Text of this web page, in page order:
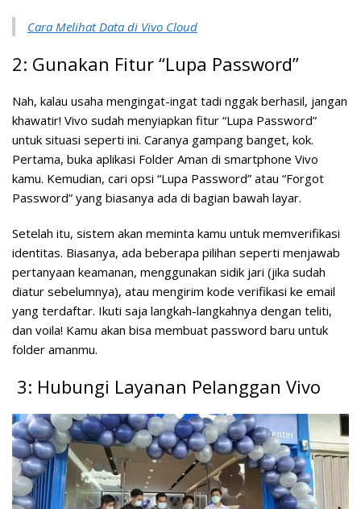
Cara Melihat Data di Vivo Cloud
2: Gunakan Fitur “Lupa Password”
Nah, kalau usaha mengingat-ingat tadi nggak berhasil, jangan
khawatir! Vivo sudah menyiapkan fitur “Lupa Password”
untuk situasi seperti ini. Caranya gampang banget, kok.
Pertama, buka aplikasi Folder Aman di smartphone Vivo
kamu. Kemudian, cari opsi “Lupa Password” atau “Forgot
Password” yang biasanya ada di bagian bawah layar.
Setelah itu, sistem akan meminta kamu untuk memverifikasi
identitas. Biasanya, ada beberapa pilihan seperti menjawab
pertanyaan keamanan, menggunakan sidik jari (jika sudah
diatur sebelumnya), atau mengirim kode verifikasi ke email
yang terdaftar. Ikuti saja langkah-langkahnya dengan teliti,
dan voila! Kamu akan bisa membuat password baru untuk
folder amanmu.
3: Hubungi Layanan Pelanggan Vivo